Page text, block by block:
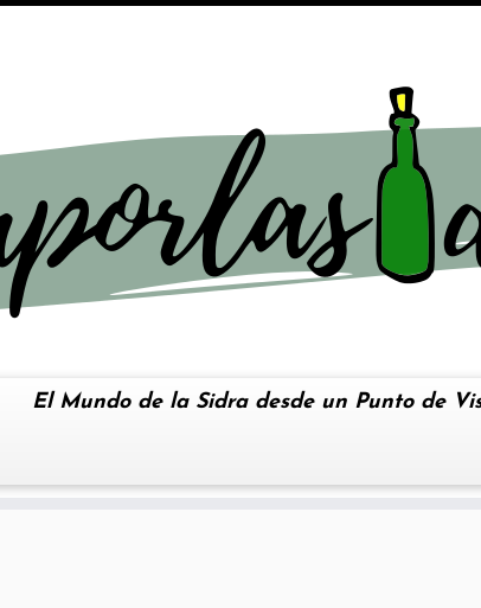
El Mundo de la Sidra desde un Punto de